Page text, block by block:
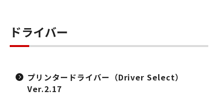
ドライバー
プリンタードライバー（Driver Select）
Ver.2.17